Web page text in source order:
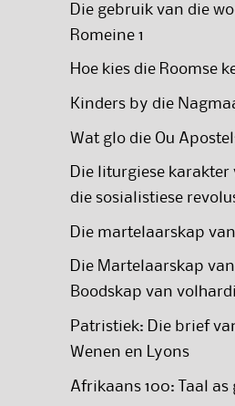
Die gebruik van die
Romeine 1
Hoe kies die Roomse
Kinders by die
Wat glo die Ou
Die liturgiese karakter
die sosialistiese
Die martelaarskap
Die Martelaarskap
Boodskap van
Patristiek: Die brief
Wenen en Lyons
Afrikaans 100: Taal as